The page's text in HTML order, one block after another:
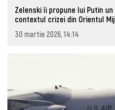
Zelenski îi propune lui Putin
contextul crizei din Orientul
30 martie 2026, 14:14